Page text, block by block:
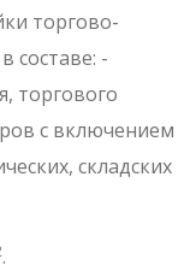
торгово-
составе: -
торгового
с включением
складских
.